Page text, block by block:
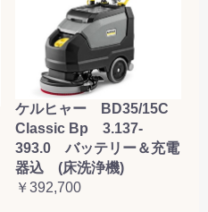
ケルヒャー BD35/15C
Classic Bp 3.137-
393.0 バッテリー＆充電
器込 (床洗浄機)
￥392,700